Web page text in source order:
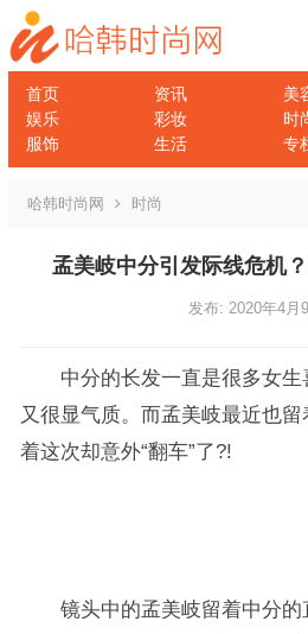
首页 资讯 美
娱乐
彩妆 时
服饰
生活 专
哈韩时尚网 时尚
孟美岐中分引发际线危机
发布: 2020年4月
中分的长发一直是很多女生
又很显气质。而孟美岐最近也
着这次却意外“翻车”了?!
镜头中的孟美岐留着中分的